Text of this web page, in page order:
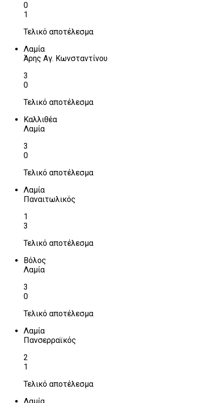
0
1
Τελικό αποτέλεσμα
Λαμία
Άρης Αγ. Κωνσταντίνου
3
0
Τελικό αποτέλεσμα
Καλλιθέα
Λαμία
3
0
Τελικό αποτέλεσμα
Λαμία
Παναιτωλικός
1
3
Τελικό αποτέλεσμα
Βόλος
Λαμία
3
0
Τελικό αποτέλεσμα
Λαμία
Πανσερραϊκός
2
1
Τελικό αποτέλεσμα